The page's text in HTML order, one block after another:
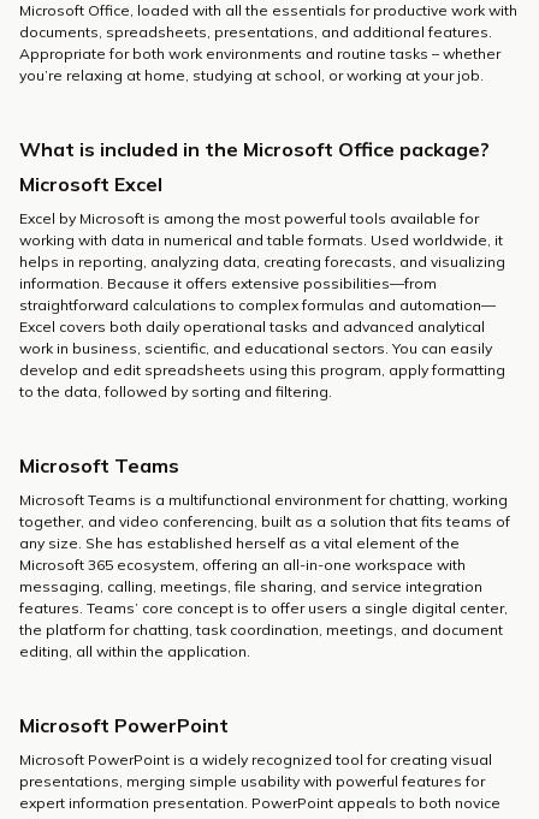
Microsoft Office, loaded with all the essentials for productive work with
documents, spreadsheets, presentations, and additional features.
Appropriate for both work environments and routine tasks – whether
you’re relaxing at home, studying at school, or working at your job.
What is included in the Microsoft Office package?
Microsoft Excel
Excel by Microsoft is among the most powerful tools available for
working with data in numerical and table formats. Used worldwide, it
helps in reporting, analyzing data, creating forecasts, and visualizing
information. Because it offers extensive possibilities—from
straightforward calculations to complex formulas and automation—
Excel covers both daily operational tasks and advanced analytical
work in business, scientific, and educational sectors. You can easily
develop and edit spreadsheets using this program, apply formatting
to the data, followed by sorting and filtering.
Microsoft Teams
Microsoft Teams is a multifunctional environment for chatting, working
together, and video conferencing, built as a solution that fits teams of
any size. She has established herself as a vital element of the
Microsoft 365 ecosystem, offering an all-in-one workspace with
messaging, calling, meetings, file sharing, and service integration
features. Teams’ core concept is to offer users a single digital center,
the platform for chatting, task coordination, meetings, and document
editing, all within the application.
Microsoft PowerPoint
Microsoft PowerPoint is a widely recognized tool for creating visual
presentations, merging simple usability with powerful features for
expert information presentation. PowerPoint appeals to both novice